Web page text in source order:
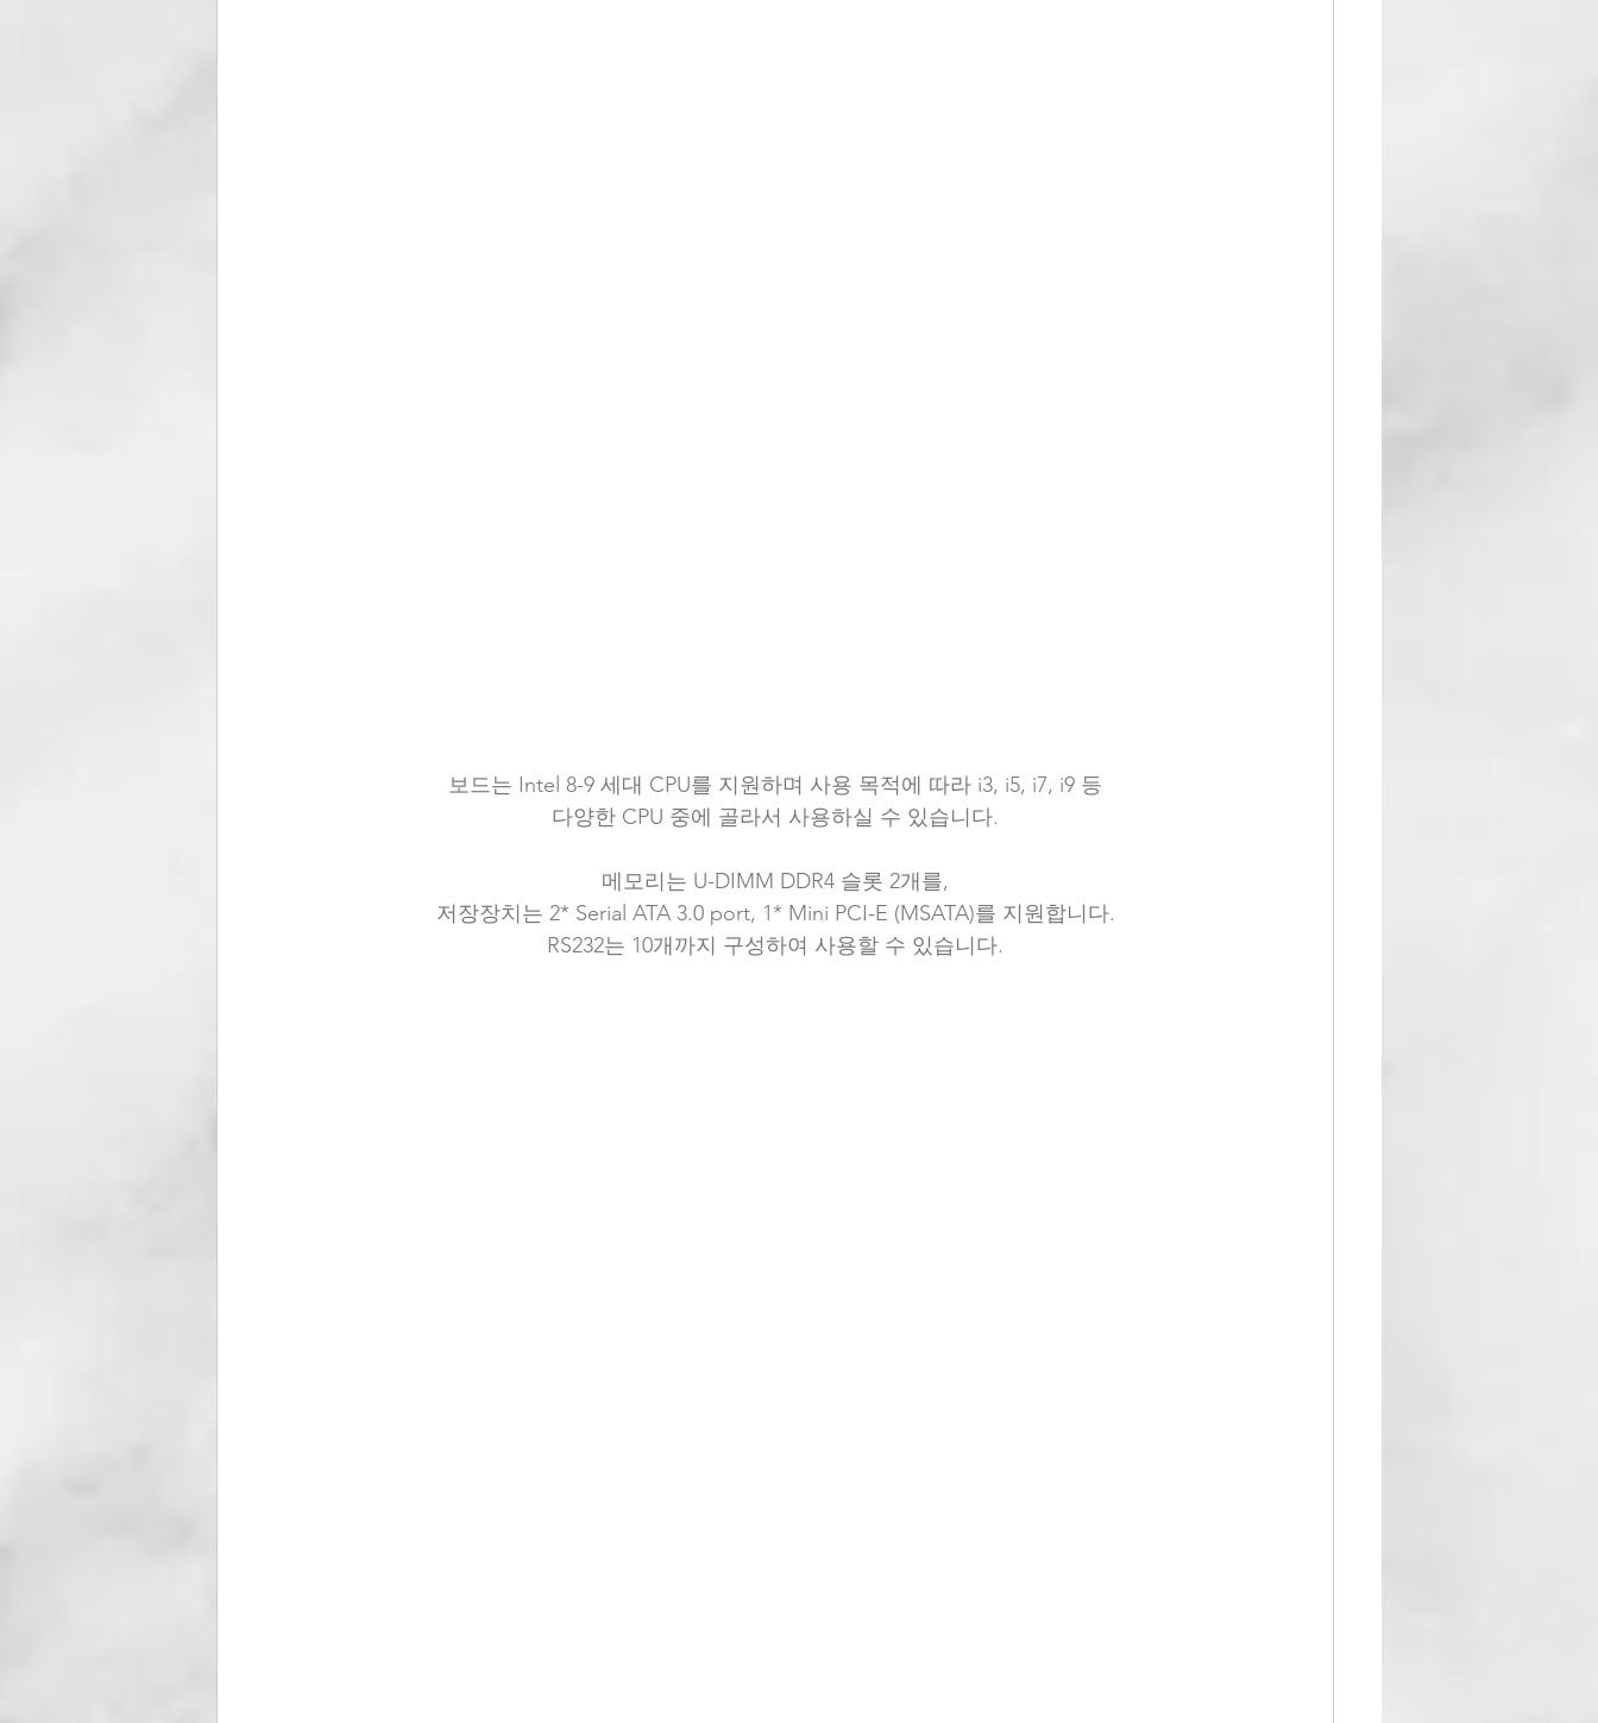
보드는 Intel 8-9 세대 CPU를 지원하며 사용 목적에 따라 i3, i5, i7, i9 등
다양한 CPU 중에 골라서 사용하실 수 있습니다.
메모리는 U-DIMM DDR4 슬롯 2개를,
저장장치는 2* Serial ATA 3.0 port, 1* Mini PCI-E (MSATA)를 지원합니다.
RS232는 10개까지 구성하여 사용할 수 있습니다.